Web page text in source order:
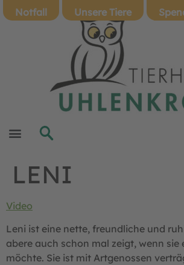
Notfall Unsere Tiere
LENI
Video
Leni ist eine nette, freundliche und
abere auch schon mal zeigt, wenn sie
möchte. Sie ist mit Artgenossen